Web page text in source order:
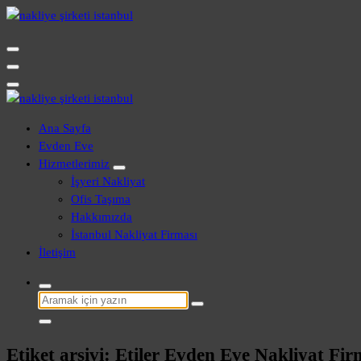
İçeriğe
Evden Eve - İşyeri Ofis Nakliye İstanbul
Evden Eve - İşyeri Ofis Nakliye İstanbul
Ana Sayfa
Evden Eve
Hizmetlerimiz
İşyeri Nakliyat
Ofis Taşıma
Hakkımızda
İstanbul Nakliyat Firması
İletişim
Şunu
ara:
Etiket arşivi: Etiler Evden Eve Nakliyat